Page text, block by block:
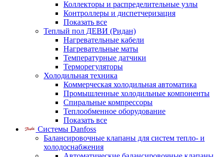
Коллекторы и распределительные узлы
Контроллеры и диспетчеризация
Показать все
Теплый пол ДЕВИ (Ридан)
Нагревательные кабели
Нагревательные маты
Температурные датчики
Терморегуляторы
Холодильная техника
Коммерческая холодильная автоматика
Промышленные холодильные компоненты
Спиральные компрессоры
Теплообменное оборудование
Показать все
Системы Danfoss
Балансировочные клапаны для систем тепло- и
холодоснабжения